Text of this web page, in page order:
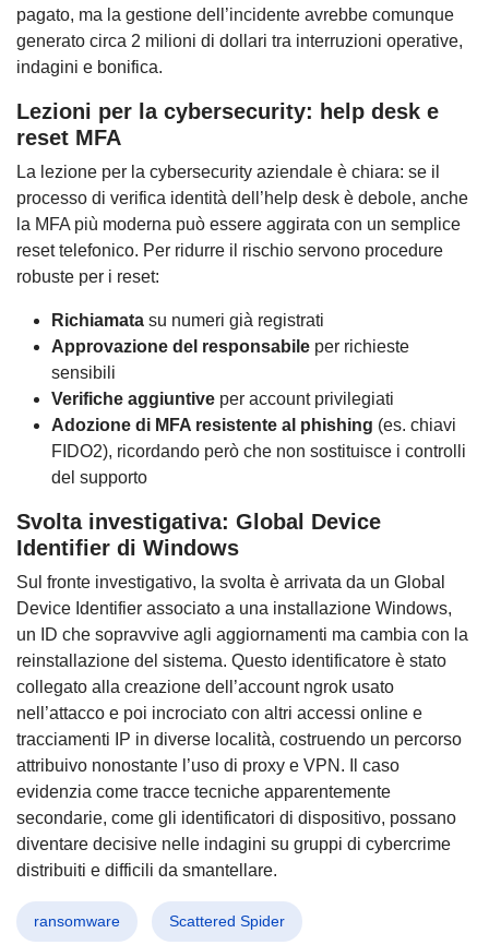
pagato, ma la gestione dell’incidente avrebbe comunque
generato circa 2 milioni di dollari tra interruzioni operative,
indagini e bonifica.
Lezioni per la cybersecurity: help desk e
reset MFA
La lezione per la cybersecurity aziendale è chiara: se il
processo di verifica identità dell’help desk è debole, anche
la MFA più moderna può essere aggirata con un semplice
reset telefonico. Per ridurre il rischio servono procedure
robuste per i reset:
Richiamata su numeri già registrati
Approvazione del responsabile per richieste
sensibili
Verifiche aggiuntive per account privilegiati
Adozione di MFA resistente al phishing (es. chiavi
FIDO2), ricordando però che non sostituisce i controlli
del supporto
Svolta investigativa: Global Device
Identifier di Windows
Sul fronte investigativo, la svolta è arrivata da un Global
Device Identifier associato a una installazione Windows,
un ID che sopravvive agli aggiornamenti ma cambia con la
reinstallazione del sistema. Questo identificatore è stato
collegato alla creazione dell’account ngrok usato
nell’attacco e poi incrociato con altri accessi online e
tracciamenti IP in diverse località, costruendo un percorso
attribuivo nonostante l’uso di proxy e VPN. Il caso
evidenzia come tracce tecniche apparentemente
secondarie, come gli identificatori di dispositivo, possano
diventare decisive nelle indagini su gruppi di cybercrime
distribuiti e difficili da smantellare.
ransomware Scattered Spider